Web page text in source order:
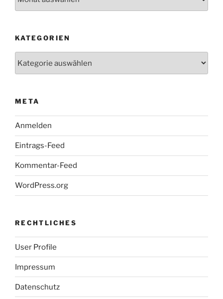
KATEGORIEN
META
Anmelden
Eintrags-Feed
Kommentar-Feed
WordPress.org
RECHTLICHES
User Profile
Impressum
Datenschutz